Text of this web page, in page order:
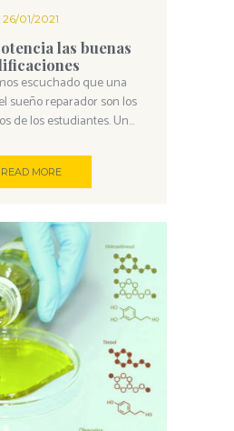
26/01/2021
las buenas
escuchado que una
sueño reparador son los
de los estudiantes. Un...
READ MORE